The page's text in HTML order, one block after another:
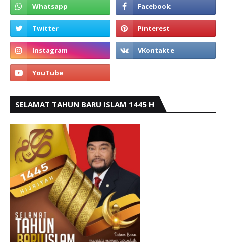
SELAMAT TAHUN BARU ISLAM 1445 H